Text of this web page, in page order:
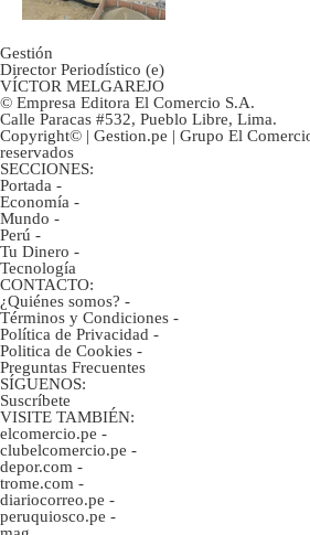
Gestión
Director Periodístico (e)
VÍCTOR MELGAREJO
© Empresa Editora El Comercio S.A.
Calle Paracas #532, Pueblo Libre, Lima.
Copyright© | Gestion.pe | Grupo El
reservados
SECCIONES:
Portada -
Economía -
Mundo -
Perú -
Tu Dinero -
Tecnología
CONTACTO:
¿Quiénes somos? -
Términos y Condiciones -
Política de Privacidad -
Politica de Cookies -
Preguntas Frecuentes
SÍGUENOS:
Suscríbete
VISITE TAMBIÉN:
elcomercio.pe -
clubelcomercio.pe -
depor.com -
trome.com -
diariocorreo.pe -
peruquiosco.pe -